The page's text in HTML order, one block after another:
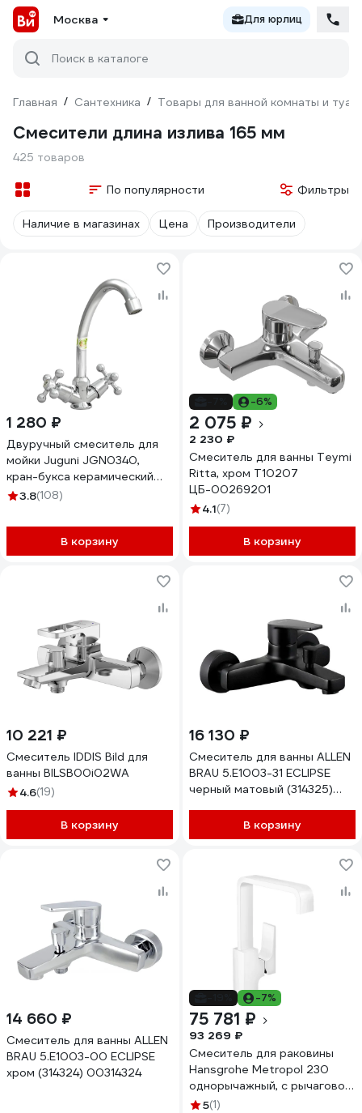
Москва Для юрлиц
Поиск в каталоге
Главная / Сантехника / Товары для ванной комнаты и
Смесители длина излива 165 мм
425 товаров
По популярности Фильтры
Наличие в магазинах Цена Производители
1 280 ₽
Двуручный смеситель для
мойки Juguni JGN0340,
кран-букса керамический
0402.657
3.8(108)
В корзину
-6%
2 075 ₽
2 230 ₽
Смеситель для ванны Teymi
Ritta, хром T10207
ЦБ-00269201
4.1(7)
В корзину
10 221 ₽
Смеситель IDDIS Bild для
ванны BILSB00i02WA
4.6(19)
В корзину
16 130 ₽
Cмеситель для ванны ALLEN
BRAU 5.E1003-31 ECLIPSE
черный матовый (314325)
В корзину
14 660 ₽
Cмеситель для ванны ALLEN
BRAU 5.E1003-00 ECLIPSE
хром (314324) 00314324
-7%
75 781 ₽
93 269 ₽
Смеситель для раковины
Hansgrohe Metropol 230
однорычажный, с рычаговой
рукояткой, со сливным
5(1)